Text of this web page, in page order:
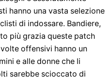
hanno una vasta selezione
di indossare. Bandiere,
più grazia queste patch
offensivi hanno un
e alle donne che li
sarebbe scioccato di